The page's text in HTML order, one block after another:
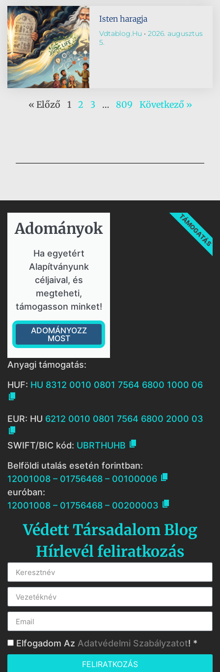
Isten haragja
Vdtablog.hu
2026. augusztus
5.
« Előző 1 2 3 … 809 Következő »
Adományok​
Ha egyetért
Alapítványunk
céljaival, és
megteheti,
támogasson minket!
ADOMÁNYOZZ
MOST
TÁMOGATÁS
Anyagi támogatás:
HUF: HU 8312 0010 0801 7564 6800 1000 06

EUR: HU 6212 0010 0801 7564 6800 2000 03

SWIFT/BIC kód: UBRTHUHB 
Belföldi utalás esetén forintban:
12001008 – 01756468 – 00100006 
euróban:
12001008 – 01756468 – 00200003 
Védett Társadalom Blog
Hírlevél feliratkozás
Elfogadom Az Adatvédelmi Szabályzatot! *
FELIRATKOZÁS